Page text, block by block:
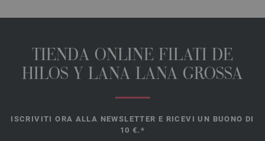
TIENDA ONLINE FILATI DE
HILOS Y LANA LANA GROSSA
ISCRIVITI ORA ALLA NEWSLETTER E RICEVI UN BUONO DI
10 €.*